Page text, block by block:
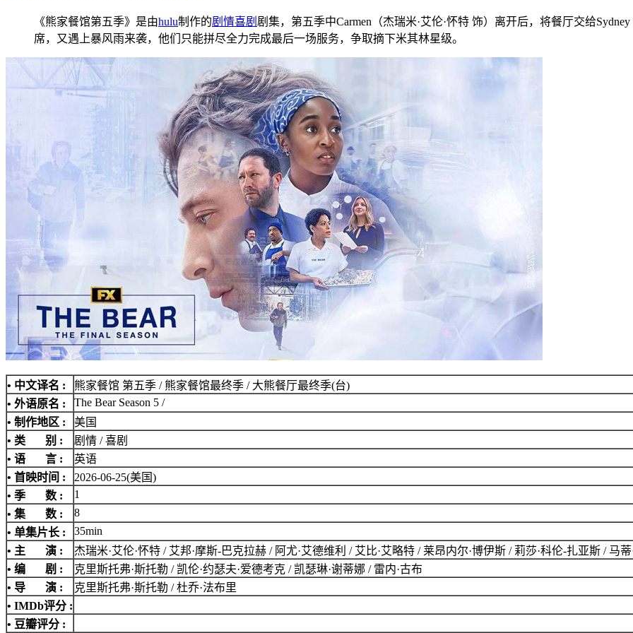
《熊家餐馆第五季》是由hulu制作的剧情喜剧 剧集，第五季中Carmen（杰瑞米·艾伦·怀特 饰）离开后，将餐厅交给
席，又遇上暴风雨来袭，他们只能拼尽全力完成最后一场服务，争取摘下米其林星级。
• 中文译名 :
熊家餐馆 第五季 / 熊家餐馆最终季 / 大熊餐厅最终季(台)
• 外语原名 :
The Bear Season 5 /
• 制作地区 :
美国
• 类 别 :
剧情 / 喜剧
• 语 言 :
英语
• 首映时间 :
2026-06-25(美国)
• 季 数 :
1
• 集 数 :
8
• 单集片长 :
35min
• 主 演 :
杰瑞米·艾伦·怀特 / 艾邦·摩斯-巴克拉赫 / 阿尤·艾德维利 / 艾比·艾略特 / 莱昂内尔·博伊斯 / 莉莎·科伦-扎亚斯 / 马蒂
• 编 剧 :
克里斯托弗·斯托勒 / 凯伦·约瑟夫·爱德考克 / 凯瑟琳·谢蒂娜 / 雷内·古布
• 导 演 :
克里斯托弗·斯托勒 / 杜乔·法布里
• IMDb评分 :
• 豆瓣评分 :